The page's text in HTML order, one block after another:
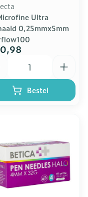
Ultra
0,25mmx5mm
Bestel